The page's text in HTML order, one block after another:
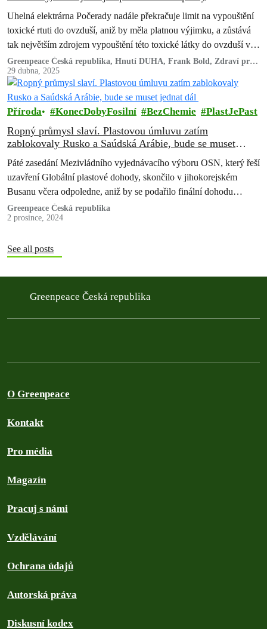
Uhelná elektrárna Počerady nadále překračuje limit na vypouštění
toxické rtuti do ovzduší, aniž by měla platnou výjimku, a zůstává
tak největším zdrojem vypouštění této toxické látky do ovzduší v
ČR.
Greenpeace Česká republika, Hnutí DUHA, Frank Bold, Zdraví pro
Most a MY Litvínovov
29 dubna, 2025
Příroda KonecDobyFosilní BezChemie PlastJePast
Ropný průmysl slaví. Plastovou úmluvu zatím
zablokovaly Rusko a Saúdská Arábie, bude se muset
jednat dál
Páté zasedání Mezivládního vyjednávacího výboru OSN, který řeší
uzavření Globální plastové dohody, skončilo v jihokorejském
Busanu včera odpoledne, aniž by se podařilo finální dohodu
vyjednat. Globální plastová dohoda se vyjednává…
Greenpeace Česká republika
2 prosince, 2024
See all posts
Greenpeace Česká republika
O Greenpeace
Kontakt
Pro média
Magazín
Pracuj s námi
Vzdělávání
Ochrana údajů
Autorská práva
Diskusní kodex